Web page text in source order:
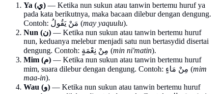
Ya (ي) — Ketika nun sukun atau tanwin bertemu huruf ya
pada kata berikutnya, maka bacaan dilebur dengan dengung.
Contoh: مَنْ يَقُولُ (may yaquulu).
Nun (ن) — Ketika nun sukun atau tanwin bertemu huruf
nun, keduanya melebur menjadi satu nun bertasydid disertai
dengung. Contoh: مِنْ نِعْمَةٍ (min ni'matin).
Mim (م) — Ketika nun sukun atau tanwin bertemu huruf
mim, suara dilebur dengan dengung. Contoh: مِنْ مَاءٍ (mim
maa-in).
Wau (و) — Ketika nun sukun atau tanwin bertemu huruf